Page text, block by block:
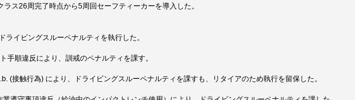
ス26周完了時点から5周回セーフティーカーを導入した。
イビングスルーペナルティを執行した。
手順違反により、訓戒のペナルティを課す。
(接触行為) により、ドライビングスルーペナルティを課すも、リタイアのため執行を留保した。